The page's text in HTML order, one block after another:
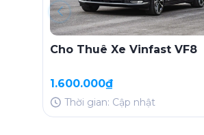
Cho Thuê Xe Vinfast VF8
1.600.000₫
Thời gian: Cập nhật